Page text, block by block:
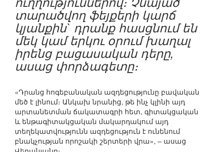
տարածվող ֆեյքերի կարճ
կյանքին` դրանք հասցնում են
մեկ կամ երկու օրում խաղալ
իրենց բացասական դերը,
ասաց փորձագետը։
«Դրանց հոգեբանական ազդեցությունը բավական
մեծ է լինում։ Անկախ նրանից, թե ինչ կլինի այդ
արտանետման ճակատագրի հետ, գիտակցական
և ենթագիտակցական մակարդակում այդ
տեղեկատվությունն ազդեցություն է ունենում
բնակչության որոշակի շերտերի վրա», – ասաց